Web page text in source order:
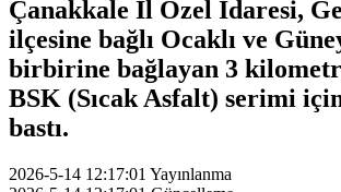
Çanakkale İl Özel İdaresi,
ilçesine bağlı Ocaklı ve
birbirine bağlayan 3
BSK (Sıcak Asfalt) serimi
bastı.
2026-5-14 12:17:01 Yayınlanma